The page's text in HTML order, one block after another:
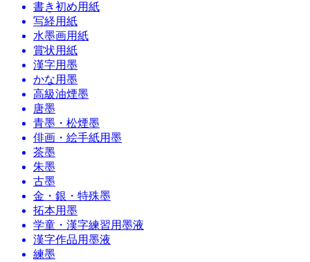
書き初め用紙
写経用紙
水墨画用紙
賞状用紙
漢字用墨
かな用墨
高級油煙墨
唐墨
青墨・松煙墨
俳画・絵手紙用墨
茶墨
朱墨
古墨
金・銀・特殊墨
拓本用墨
学童・漢字練習用墨液
漢字作品用墨液
練墨